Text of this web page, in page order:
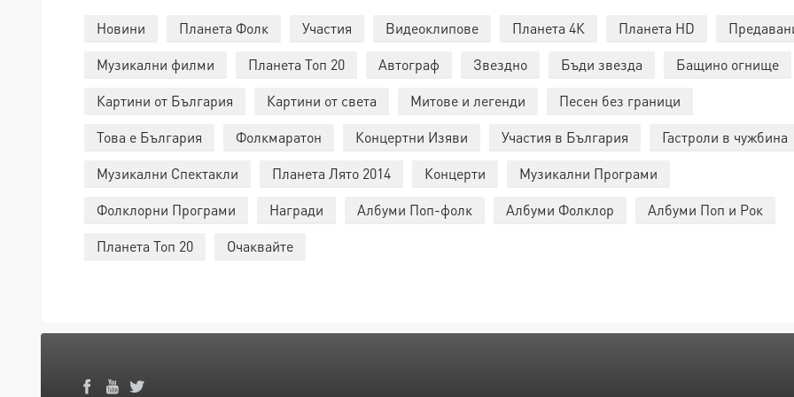
Новини Планета Фолк Участия Видеоклипове Планета 4К Планета HD
Музикални филми
Планета Топ 20 Автограф Звездно Бъди звезда
Бащино огнище
Картини от България
Картини от света Митове и легенди
Песен без граници
Това е България
Фолкмаратон Концертни Изяви Участия в България
Гастроли в чужбина
Музикални Спектакли
Планета Лято 2014 Концерти
Музикални Програми
Фолклорни Програми
Награди Албуми Поп-фолк Албуми Фолклор
Албуми Поп и Рок
Планета Топ 20
Очаквайте